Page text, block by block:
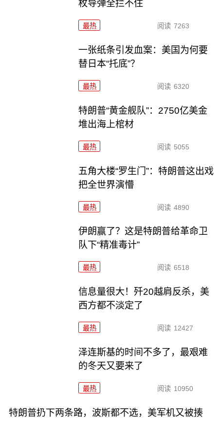
枚导弹全拦不住
最热 阅读 7263
一张纸条引发血案：美国为何要
替日本“托底”？
最热 阅读 6320
特朗普“黄金舰队”：2750亿美金
堆出海上棺材
最热 阅读 5055
五角大楼“罗生门”：特朗普这出戏
把全世界演懵
最热 阅读 4890
伊朗赢了？这是特朗普给革命卫
队下“精准毒计”
最热 阅读 6518
信息量很大！歼20越肩反杀，美
西方都不淡定了
最热 阅读 12427
泽连斯基的时间不多了，最艰难
的冬天又要来了
最热 阅读 10950
特朗普扔下两条路，波斯都不选，美军机又被揍